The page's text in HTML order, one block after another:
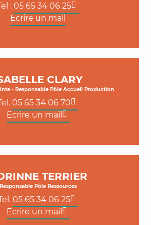
: 05 65 34 06 25
Ecrire un mail
CLARY
- Responsable Pôle Accueil Production
05 65 34 06 70
Ecrire un mail
TERRIER
Responsable Pôle Ressources
05 65 34 06 25
Ecrire un mail